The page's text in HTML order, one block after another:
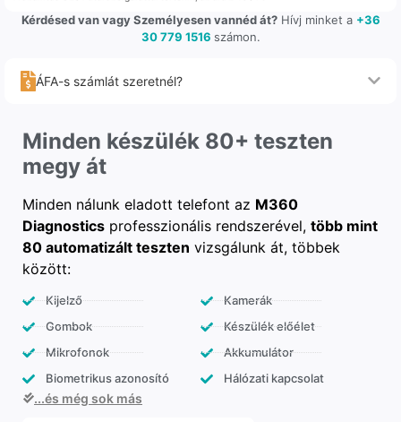
Kérdésed van vagy Személyesen vannéd át?Hívj minket a +36
30 779 1516 számon.
ÁFA-s számlát szeretnél?
Minden készülék 80+ teszten
megy át
Minden nálunk eladott telefont az M360
Diagnostics professzionális rendszerével, több mint
80 automatizált teszten vizsgálunk át, többek
között:
Kijelző
Gombok
Mikrofonok
Biometrikus azonosító
Kamerák
Készülék előélet
Akkumulátor
Hálózati kapcsolat
...és még sok más